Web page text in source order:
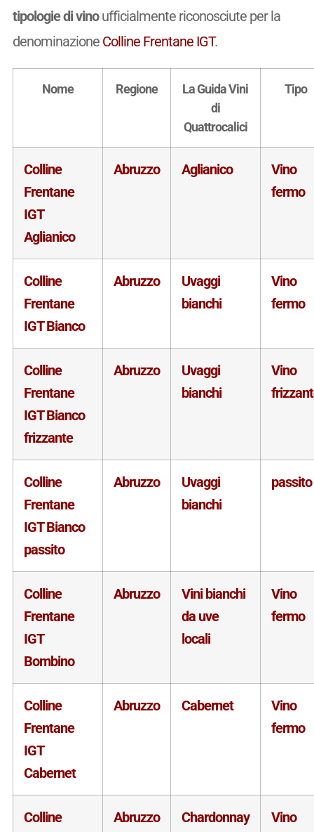
tipologie di vinoufficialmente riconosciute per la
denominazione Colline Frentane IGT.
Nome Regione
La Guida Vini
di
Quattrocalici
Tipo
Colline
Frentane
IGT
Aglianico
Abruzzo Aglianico
Vino
fermo
Colline
Frentane
IGT Bianco
Abruzzo
Uvaggi
bianchi
Vino
fermo
Colline
Frentane
IGT Bianco
frizzante
Abruzzo
Uvaggi
bianchi
Vino
Colline
Frentane
IGT Bianco
passito
Abruzzo
Uvaggi
bianchi
passito
Colline
Frentane
IGT
Bombino
Abruzzo
Vini bianchi
da uve
locali
Vino
fermo
Colline
Frentane
IGT
Cabernet
Abruzzo Cabernet
Vino
fermo
Colline
Abruzzo Chardonnay
Vino